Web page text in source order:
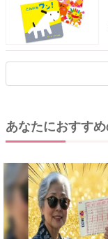
あなたにおすす